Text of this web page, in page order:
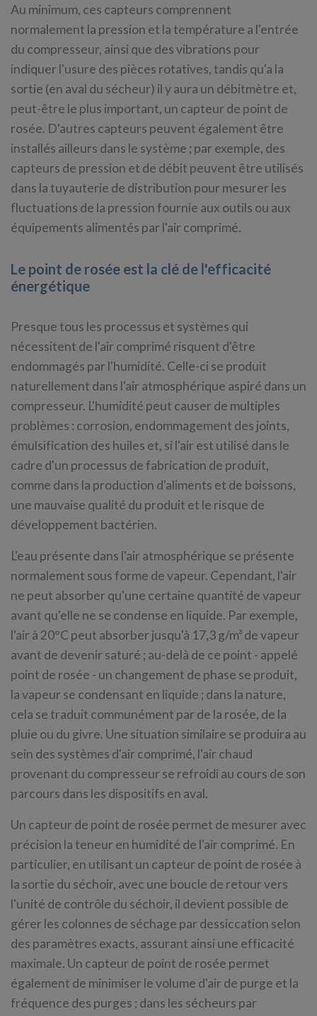
Au minimum, ces capteurs comprennent
normalement la pression et la température a l'entrée
du compresseur, ainsi que des vibrations pour
indiquer l'usure des pièces rotatives, tandis qu'a la
sortie (en aval du sécheur) il y aura un débitmètre et,
peut-être le plus important, un capteur de point de
rosée. D'autres capteurs peuvent également être
installés ailleurs dans le système ; par exemple, des
capteurs de pression et de débit peuvent être utilisés
dans la tuyauterie de distribution pour mesurer les
fluctuations de la pression fournie aux outils ou aux
équipements alimentés par l'air comprimé.
Le point de rosée est la clé de l'efficacité
énergétique
Presque tous les processus et systèmes qui
nécessitent de l'air comprimé risquent d'être
endommagés par l'humidité. Celle-ci se produit
naturellement dans l'air atmosphérique aspiré dans un
compresseur. L'humidité peut causer de multiples
problèmes : corrosion, endommagement des joints,
émulsification des huiles et, si l'air est utilisé dans le
cadre d'un processus de fabrication de produit,
comme dans la production d'aliments et de boissons,
une mauvaise qualité du produit et le risque de
développement bactérien.
L'eau présente dans l'air atmosphérique se présente
normalement sous forme de vapeur. Cependant, l'air
ne peut absorber qu'une certaine quantité de vapeur
avant qu'elle ne se condense en liquide. Par exemple,
l'air à 20°C peut absorber jusqu'à 17,3 g/m³ de vapeur
avant de devenir saturé ; au-delà de ce point - appelé
point de rosée - un changement de phase se produit,
la vapeur se condensant en liquide ; dans la nature,
cela se traduit communément par de la rosée, de la
pluie ou du givre. Une situation similaire se produira au
sein des systèmes d'air comprimé, l'air chaud
provenant du compresseur se refroidi au cours de son
parcours dans les dispositifs en aval.
Un capteur de point de rosée permet de mesurer avec
précision la teneur en humidité de l'air comprimé. En
particulier, en utilisant un capteur de point de rosée à
la sortie du séchoir, avec une boucle de retour vers
l'unité de contrôle du séchoir, il devient possible de
gérer les colonnes de séchage par dessiccation selon
des paramètres exacts, assurant ainsi une efficacité
maximale. Un capteur de point de rosée permet
également de minimiser le volume d'air de purge et la
fréquence des purges ; dans les sécheurs par